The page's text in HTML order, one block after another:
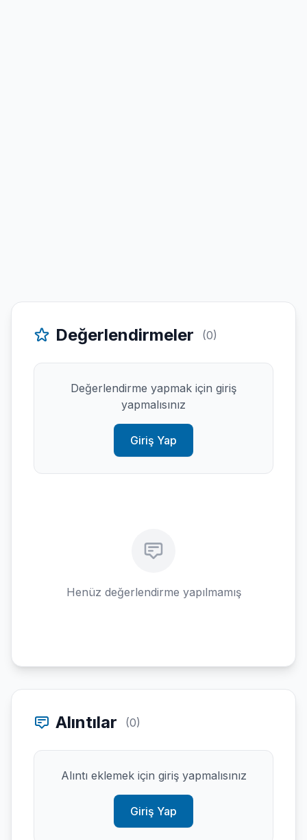
Değerlendirmeler (0)
Değerlendirme yapmak için giriş
yapmalısınız
Giriş Yap
Henüz değerlendirme yapılmamış
Alıntılar (0)
Alıntı eklemek için giriş yapmalısınız
Giriş Yap